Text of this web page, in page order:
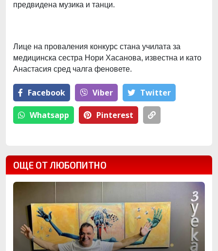
предвидена музика и танци.
Лице на проваления конкурс стана училата за
медицинска сестра Нори Хасанова, известна и като
Анастасия сред чалга феновете.
Facebook Viber Тwitter
Whatsapp Pinterest
ОЩЕ ОТ ЛЮБОПИТНО